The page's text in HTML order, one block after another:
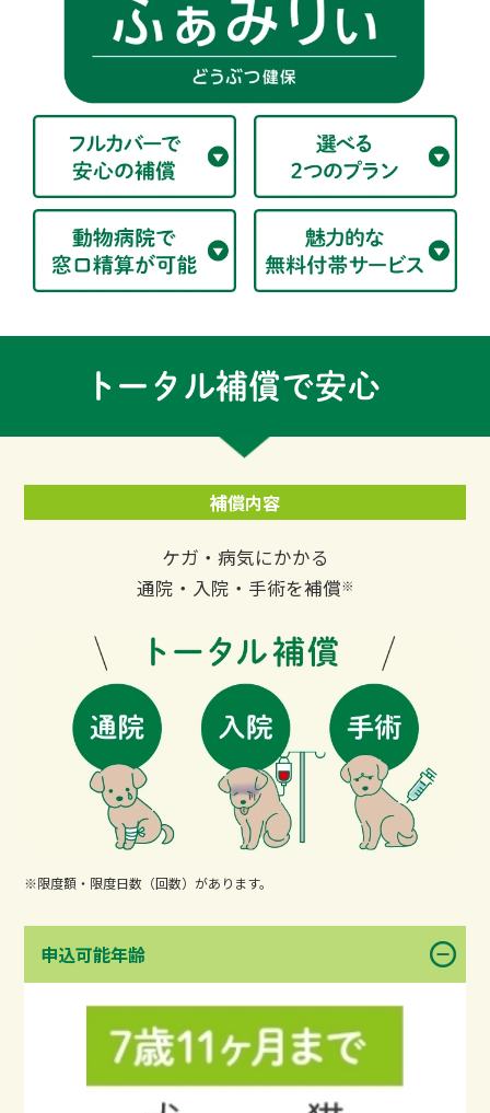
補償内容
ケガ・病気にかかる
通院・入院・手術を補償※
※限度額・限度日数（回数）があります。
申込可能年齢